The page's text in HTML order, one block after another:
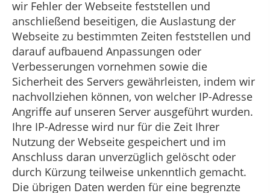
wir Fehler der Webseite feststellen und
anschließend beseitigen, die Auslastung der
Webseite zu bestimmten Zeiten feststellen und
darauf aufbauend Anpassungen oder
Verbesserungen vornehmen sowie die
Sicherheit des Servers gewährleisten, indem wir
nachvollziehen können, von welcher IP-Adresse
Angriffe auf unseren Server ausgeführt wurden.
Ihre IP-Adresse wird nur für die Zeit Ihrer
Nutzung der Webseite gespeichert und im
Anschluss daran unverzüglich gelöscht oder
durch Kürzung teilweise unkenntlich gemacht.
Die übrigen Daten werden für eine begrenzte